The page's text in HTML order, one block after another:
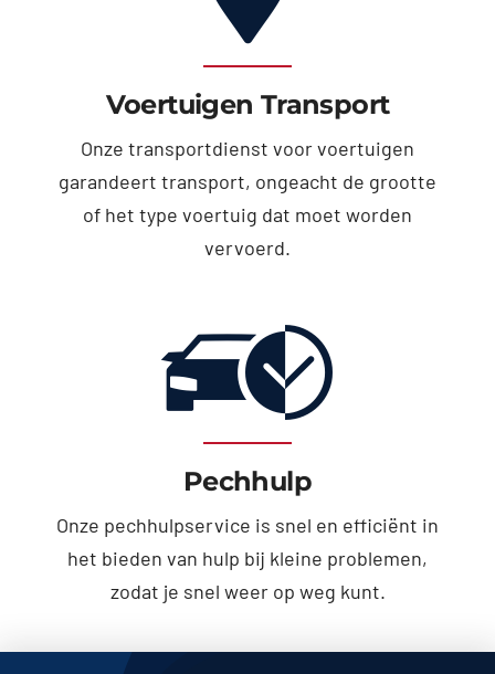
Voertuigen Transport
Onze transportdienst voor voertuigen
garandeert transport, ongeacht de grootte
of het type voertuig dat moet worden
vervoerd.
Pechhulp
Onze pechhulpservice is snel en efficiënt in
het bieden van hulp bij kleine problemen,
zodat je snel weer op weg kunt.